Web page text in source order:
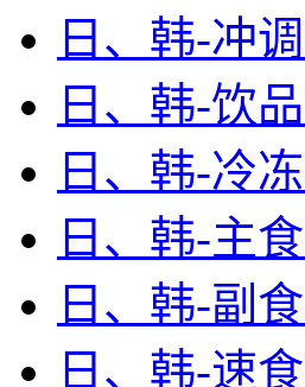
日、韩-冲
日、韩-饮
日、韩-冷
日、韩-主
日、韩-副
日、韩-速